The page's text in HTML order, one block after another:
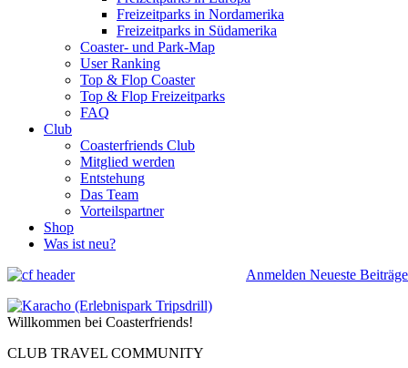
Freizeitparks in Nordamerika
Freizeitparks in Südamerika
Coaster- und Park-Map
User Ranking
Top & Flop Coaster
Top & Flop Freizeitparks
FAQ
Club
Coasterfriends Club
Mitglied werden
Entstehung
Das Team
Vorteilspartner
Shop
Was ist neu?
Anmelden Neueste Beiträge
Willkommen bei Coasterfriends!
CLUB TRAVEL COMMUNITY